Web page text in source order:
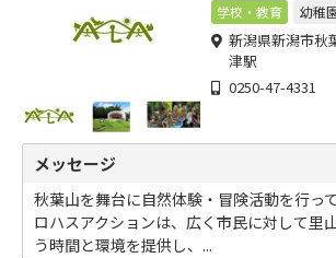
学校・教育 幼稚
新潟県新潟市秋
津駅
0250-47-4331
メッセージ
秋葉山を舞台に自然体験・冒険活動を行っ
ロハスアクションは、広く市民に対して里
う時間と環境を提供し、...